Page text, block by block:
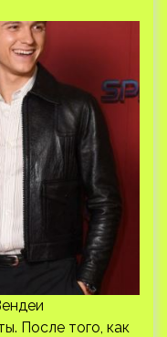
После того, как